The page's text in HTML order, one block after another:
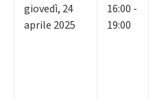
giovedì, 24
aprile 2025
16:00 -
19:00